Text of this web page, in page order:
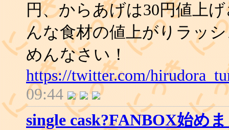
円、からあげは30円値上
んな食材の値上がりラッ
めんなさい！
https://twitter.com/
09:44
single cask?FANBOX始め